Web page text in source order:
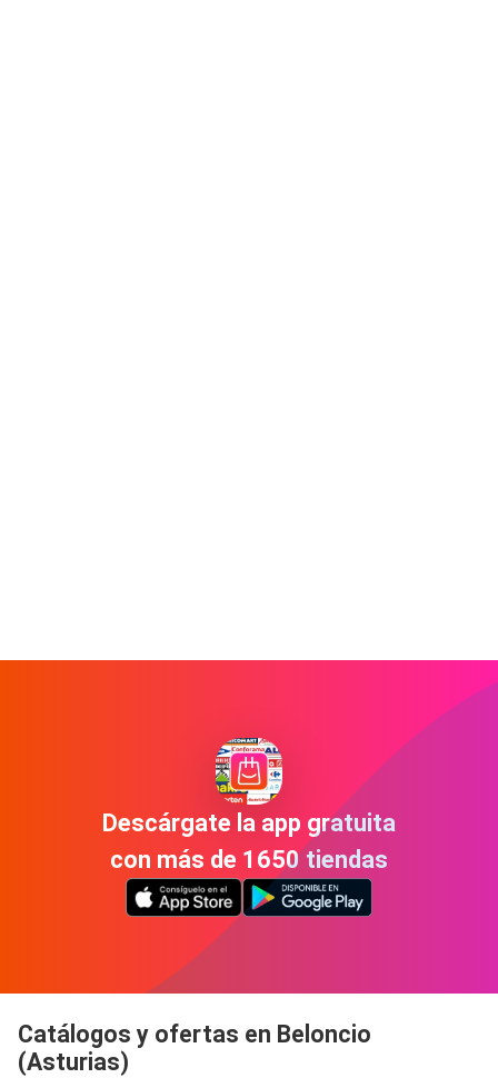
Descárgate la app gratuita
con más de 1650 tiendas
Catálogos y ofertas en Beloncio
(Asturias)